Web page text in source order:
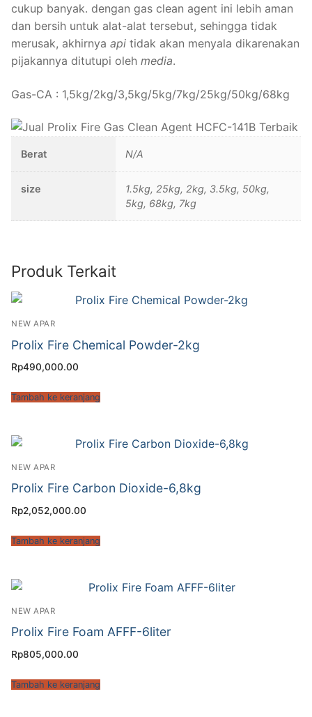
cukup banyak. dengan gas clean agent ini lebih aman
dan bersih untuk alat-alat tersebut, sehingga tidak
merusak, akhirnya api tidak akan menyala dikarenakan
pijakannya ditutupi oleh media.
Gas-CA : 1,5kg/2kg/3,5kg/5kg/7kg/25kg/50kg/68kg
Berat N/A
size
1.5kg, 25kg, 2kg, 3.5kg, 50kg,
5kg, 68kg, 7kg
Produk Terkait
NEW APAR
Prolix Fire Chemical Powder-2kg
Rp490,000.00
Tambah ke keranjang
NEW APAR
Prolix Fire Carbon Dioxide-6,8kg
Rp2,052,000.00
Tambah ke keranjang
NEW APAR
Prolix Fire Foam AFFF-6liter
Rp805,000.00
Tambah ke keranjang